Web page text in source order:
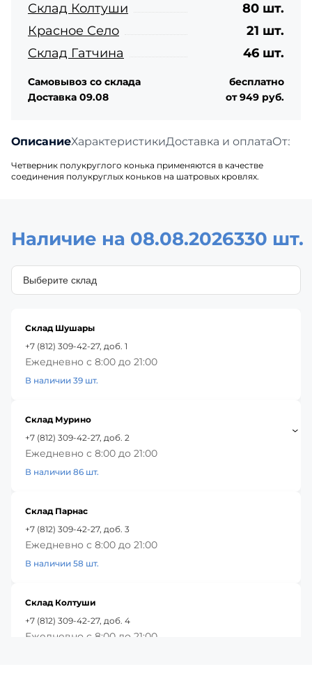
ОписаниеХарактеристикиДоставка и оплата
Четверник полукруглого конька применяются в качестве
соединения полукруглых коньков на шатровых кровлях.
Склад Колтуши
80 шт.
Красное Село
21 шт.
Склад Гатчина
46 шт.
Самовывоз со склада
бесплатно
Доставка 09.08
от 949 руб.
Наличие на 08.08.2026330 шт.
Склад Шушары
+7 (812) 309-42-27, доб. 1
Ежедневно с 8:00 до 21:00
В наличии 39 шт.
Склад Мурино
+7 (812) 309-42-27, доб. 2
Ежедневно с 8:00 до 21:00
В наличии 86 шт.
Склад Парнас
+7 (812) 309-42-27, доб. 3
Ежедневно с 8:00 до 21:00
В наличии 58 шт.
Склад Колтуши
+7 (812) 309-42-27, доб. 4
Ежедневно с 8:00 до 21:00